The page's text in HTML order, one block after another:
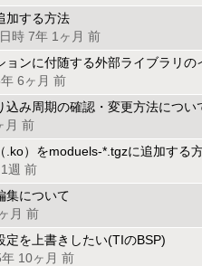
加する方法
日時 7年 1ヶ月 前
ョンに付随する外部ライブラリ
6ヶ月 前
込み周期の確認・変更方法につい
月 前
.ko）をmoduels-*.tgzに追加する
週 前
集について
月 前
定を上書きしたい(TIのBSP)
年 10ヶ月 前